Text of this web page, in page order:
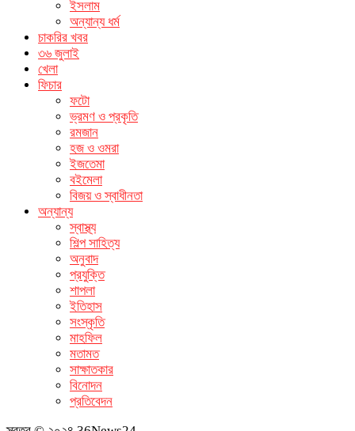
ইসলাম
অন্যান্য ধর্ম
চাকরির খবর
৩৬ জুলাই
খেলা
ফিচার
ফটো
ভ্রমণ ও প্রকৃতি
রমজান
হজ ও ওমরা
ইজতেমা
বইমেলা
বিজয় ও স্বাধীনতা
অন্যান্য
স্বাস্থ্য
শিল্প সাহিত্য
অনুবাদ
প্রযুক্তি
শাপলা
ইতিহাস
সংস্কৃতি
মাহফিল
মতামত
সাক্ষাতকার
বিনোদন
প্রতিবেদন